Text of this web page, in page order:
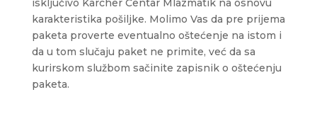
isključivo Karcher Centar Mlazmatik na osnovu
karakteristika pošiljke. Molimo Vas da pre prijema
paketa proverte eventualno oštećenje na istom i
da u tom slučaju paket ne primite, već da sa
kurirskom službom sačinite zapisnik o oštećenju
paketa.